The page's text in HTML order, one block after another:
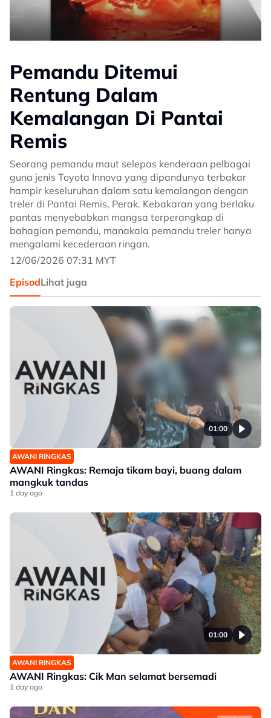
Pemandu Ditemui
Rentung Dalam
Kemalangan Di Pantai
Remis
Seorang pemandu maut selepas kenderaan pelbagai
guna jenis Toyota Innova yang dipandunya terbakar
hampir keseluruhan dalam satu kemalangan dengan
treler di Pantai Remis, Perak. Kebakaran yang berlaku
pantas menyebabkan mangsa terperangkap di
bahagian pemandu, manakala pemandu treler hanya
mengalami kecederaan ringan.
12/06/2026 07:31 MYT
EpisodLihat juga
01:00
AWANI RINGKAS
AWANI Ringkas: Remaja tikam bayi, buang dalam
mangkuk tandas
1 day ago
01:00
AWANI RINGKAS
AWANI Ringkas: Cik Man selamat bersemadi
1 day ago